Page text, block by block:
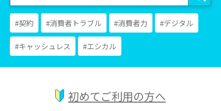
#契約 #消費者トラブル #消費者力 #デジタル
#キャッシュレス #エシカル
初めてご利用の方へ